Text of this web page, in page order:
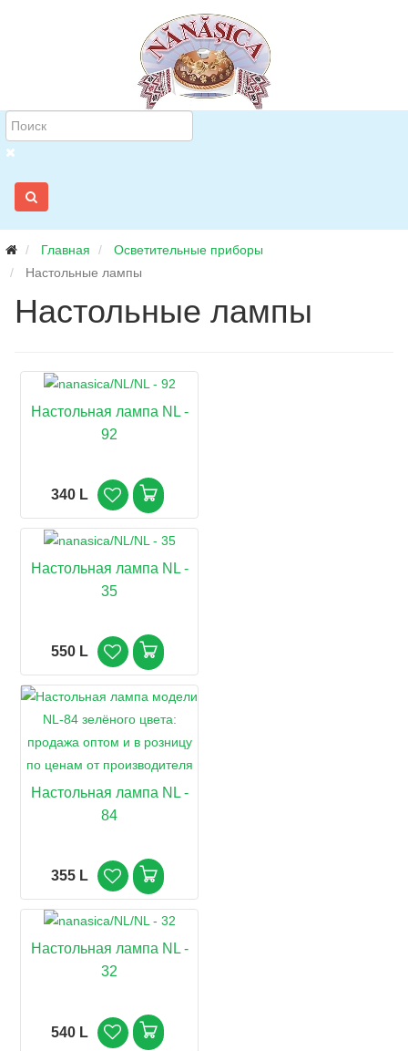
Главная
Осветительные приборы
Настольные лампы
Настольные лампы
Настольная лампа NL -
92
340 L
Настольная лампа NL -
35
550 L
Настольная лампа NL -
84
355 L
Настольная лампа NL -
32
540 L